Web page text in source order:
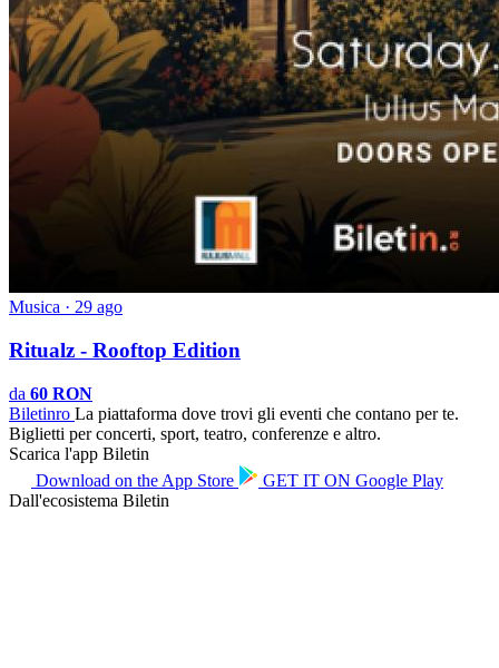
Musica · 29 ago
Ritualz - Rooftop Edition
da 60 RON
Biletinro La piattaforma dove trovi gli eventi che contano per te.
Biglietti per concerti, sport, teatro, conferenze e altro.
Scarica l'app Biletin
Download on the App Store GET IT ON Google Play
Dall'ecosistema Biletin